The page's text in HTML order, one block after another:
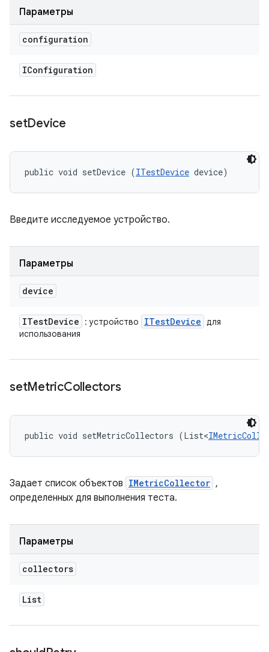
Параметры
configuration
IConfiguration
setDevice
public void setDevice (ITestDevice device)
Введите исследуемое устройство.
Параметры
device
ITestDevice : устройство ITestDevice для
использования
setMetricCollectors
public void setMetricCollectors (List<
Задает список объектов IMetricCollector ,
определенных для выполнения теста.
Параметры
collectors
List